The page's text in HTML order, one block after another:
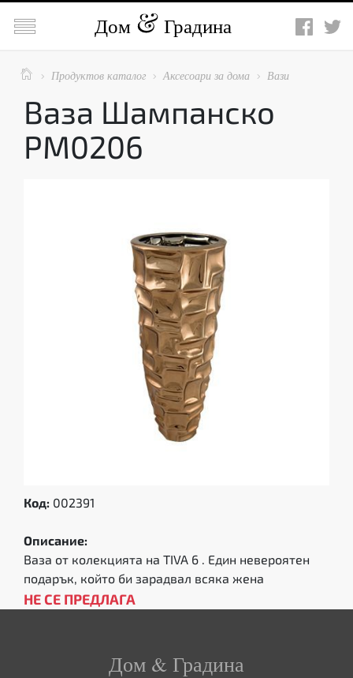
 Дом Градина
  Продуктов каталог  Аксесоари за дома  Вази
Ваза Шампанско
PM0206
Код: 002391
Описание:
Ваза от колекцията на TIVA 6 . Един невероятен
подарък, който би зарадвал всяка жена
НЕ СЕ ПРЕДЛАГА
Дом & Градина